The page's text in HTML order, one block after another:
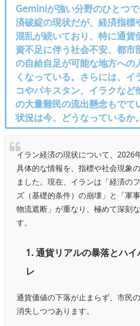
Geminiが強い分野のひとつ
済破綻の現状だが、経済指標
混乱が続いており、特に通貨
資不足に伴う社会不安、都市
の自給自足が可能な地方への
くなっている。さらには、イ
コやパキスタン、イラクなど
の大量難民の流出懸念もでて
状況は今、どうなっているか。
イラン経済の現状について、2026
具体的な情報を、指標や社会現象
ました。現在、イランは「経済の
ズ（基礎的条件）の崩壊」と「軍
物流遮断」が重なり、極めて深刻
す。
1. 通貨リアルの暴落とハ
レ
通貨価値の下落が止まらず、市民
消失しつつあります。